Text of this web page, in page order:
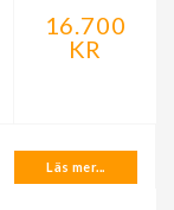
16.700
KR
Läs mer...